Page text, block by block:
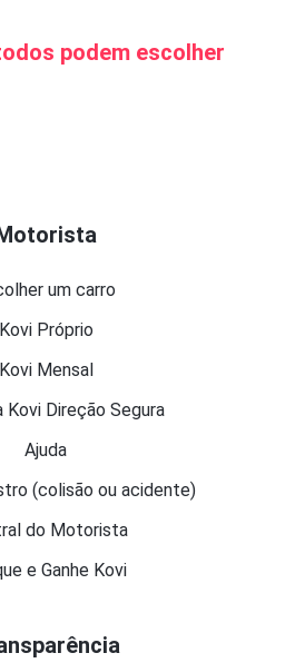
podem escolher
um carro
Kovi Próprio
Kovi Mensal
Kovi Direção Segura
Ajuda
(colisão ou acidente)
do Motorista
e Ganhe Kovi